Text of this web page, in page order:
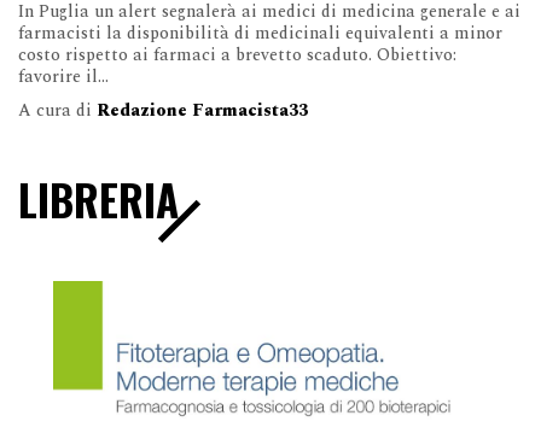
In Puglia un alert segnalerà ai medici di medicina generale e ai
farmacisti la disponibilità di medicinali equivalenti a minor
costo rispetto ai farmaci a brevetto scaduto. Obiettivo:
favorire il...
A cura di Redazione Farmacista33
LIBRERIA